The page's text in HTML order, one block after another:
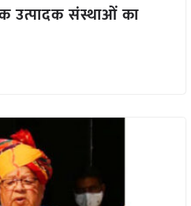
उत्पादक संस्थाओं का